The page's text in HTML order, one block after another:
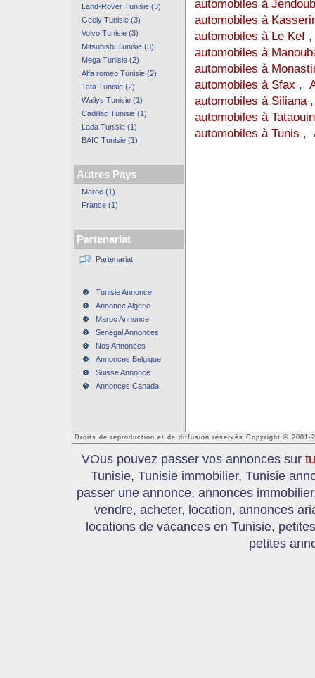
Land-Rover Tunisie (3)
Geely Tunisie (3)
Volvo Tunisie (3)
Mitsubishi Tunisie (3)
Mega Tunisie (2)
Alfa romeo Tunisie (2)
Tata Tunisie (2)
Wallys Tunisie (1)
Cadillac Tunisie (1)
Lada Tunisie (1)
BAIC Tunisie (1)
Autres Pays
Maroc (1)
France (1)
Partenariat
Partenariat
Tunisie Annonce
Annonce Algerie
Maroc Annonce
Senegal Annonces
Nos Annonces
Annonces Belgique
Suisse Annonce
Annonces Canada
automobiles à
automobiles à
automobiles à Le Kef
automobiles à
automobiles à
automobiles à Sfax ,
automobiles à Siliana
automobiles à
automobiles à Tunis ,
Droits de reproduction et de diffusion réservés Copyright © 2001-
VOus pouvez passer vos annonces sur
Tunisie, Tunisie immobilier, Tunisie
passer une annonce, annonces
vendre, acheter, location, annonces
locations de vacances en Tunisie,
petites